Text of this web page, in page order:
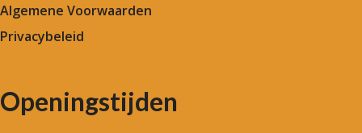
Algemene Voorwaarden
Privacybeleid
Openingstijden